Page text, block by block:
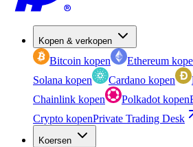
Kopen & verkopen
Bitcoin kopen Ethereum
Solana kopen
Cardano kopen
Chainlink kopen
Polkadot kopen
Crypto kopenPrivate Trading Desk
Koersen